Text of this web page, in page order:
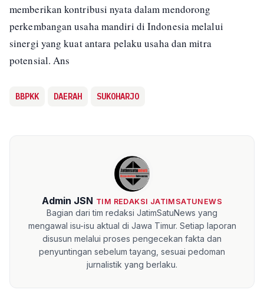
memberikan kontribusi nyata dalam mendorong
perkembangan usaha mandiri di Indonesia melalui
sinergi yang kuat antara pelaku usaha dan mitra
potensial. Ans
BBPKK DAERAH SUKOHARJO
Admin JSN TIM REDAKSI JATIMSATUNEWS
Bagian dari tim redaksi JatimSatuNews yang
mengawal isu-isu aktual di Jawa Timur. Setiap laporan
disusun melalui proses pengecekan fakta dan
penyuntingan sebelum tayang, sesuai pedoman
jurnalistik yang berlaku.